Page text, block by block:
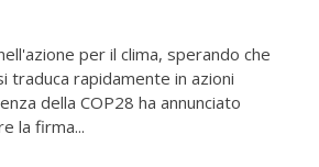
per il clima, sperando che
traduca rapidamente in azioni
della COP28 ha annunciato
la firma...